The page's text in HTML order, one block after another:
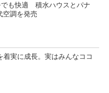
でも快適 積水ハウスとパナ
空調を発売
着実に成長。実はみんなココ